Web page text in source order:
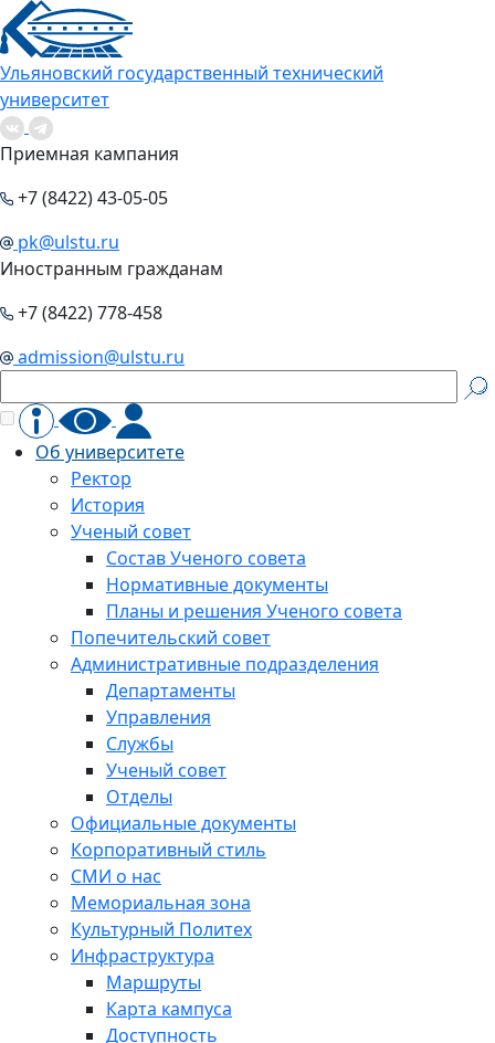
Ульяновский государственный технический
университет
Приемная кампания
+7 (8422) 43-05-05
pk@ulstu.ru
Иностранным гражданам
+7 (8422) 778-458
admission@ulstu.ru
Об университете
Ректор
История
Ученый совет
Состав Ученого совета
Нормативные документы
Планы и решения Ученого совета
Попечительский совет
Административные подразделения
Департаменты
Управления
Службы
Ученый совет
Отделы
Официальные документы
Корпоративный стиль
СМИ о нас
Мемориальная зона
Культурный Политех
Инфраструктура
Маршруты
Карта кампуса
Доступность